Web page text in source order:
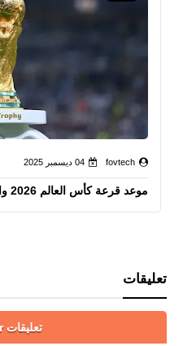
fovtech 04 ديسمبر 2025
موعد قرعة كأس العالم 2026 والقنوات الناقلة World Cup
تعليقات
تعليقات Blogger